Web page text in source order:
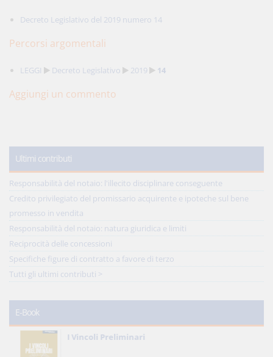
Decreto Legislativo del 2019 numero 14
Percorsi argomentali
LEGGI Decreto Legislativo 2019 14
Aggiungi un commento
Ultimi contributi
Responsabilità del notaio: l'illecito disciplinare conseguente
Credito privilegiato del promissario acquirente e ipoteche sul bene
promesso in vendita
Responsabilità del notaio: natura giuridica e limiti
Reciprocità delle concessioni
Specifiche figure di contratto a favore di terzo
Tutti gli ultimi contributi >
E-Book
I Vincoli Preliminari